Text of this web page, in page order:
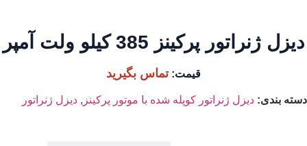
دیزل ژنراتور پرکینز 385 کیلو ولت آمپر
قیمت:تماس بگیرید
دسته بندی: دیزل ژنراتور کوپله شده با موتور پرکینز , دیزل ژنراتور